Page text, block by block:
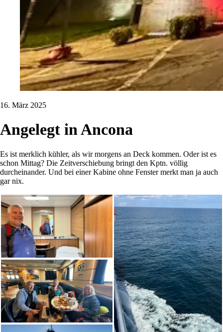
16. März 2025
Angelegt in Ancona
Es ist merklich kühler, als wir morgens an Deck kommen. Oder ist es
schon Mittag? Die Zeitverschiebung bringt den Kptn. völlig
durcheinander. Und bei einer Kabine ohne Fenster merkt man ja auch
gar nix.